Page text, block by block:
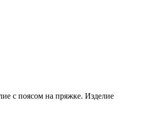
с поясом на пряжке. Изделие